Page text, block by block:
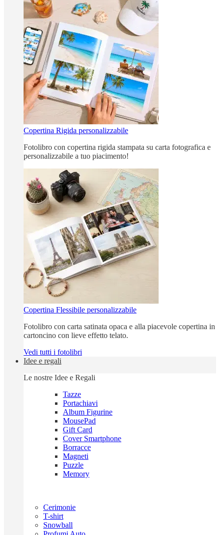
Copertina Rigida personalizzabile
Fotolibro con copertina rigida stampata su carta fotografica e
personalizzabile a tuo piacimento!
Copertina Flessibile personalizzabile
Fotolibro con carta satinata opaca e alla piacevole copertina in
cartoncino con lieve effetto telato.
Vedi tutti i fotolibri
Idee e regali
Le nostre Idee e Regali
Tazze
Portachiavi
Album Figurine
MousePad
Gift Card
Cover Smartphone
Borracce
Magneti
Puzzle
Memory
Cerimonie
T-shirt
Snowball